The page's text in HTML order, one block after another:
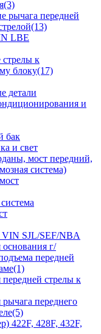
рычага передней
LBE
к
блоку(17)
детали
и
бак
и свет
мост передний,
система)
VIN SJL/SEF/NBA
г/
передней
стрелы к
переднего
422F, 428F, 432F,